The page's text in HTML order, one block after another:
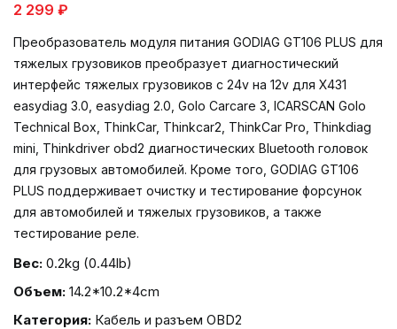
2 299 ₽
Преобразователь модуля питания GODIAG GT106 PLUS для
тяжелых грузовиков преобразует диагностический
интерфейс тяжелых грузовиков с 24v на 12v для X431
easydiag 3.0, easydiag 2.0, Golo Carcare 3, ICARSCAN Golo
Technical Box, ThinkCar, Thinkcar2, ThinkCar Pro, Thinkdiag
mini, Thinkdriver obd2 диагностических Bluetooth головок
для грузовых автомобилей. Кроме того, GODIAG GT106
PLUS поддерживает очистку и тестирование форсунок
для автомобилей и тяжелых грузовиков, а также
тестирование реле.
Вес: 0.2kg (0.44lb)
Объем: 14.2*10.2*4cm
Категория: Кабель и разъем OBD2